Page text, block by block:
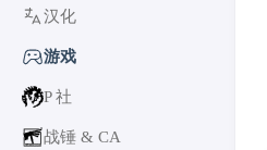
汉化
游戏
P 社
战锤 & CA